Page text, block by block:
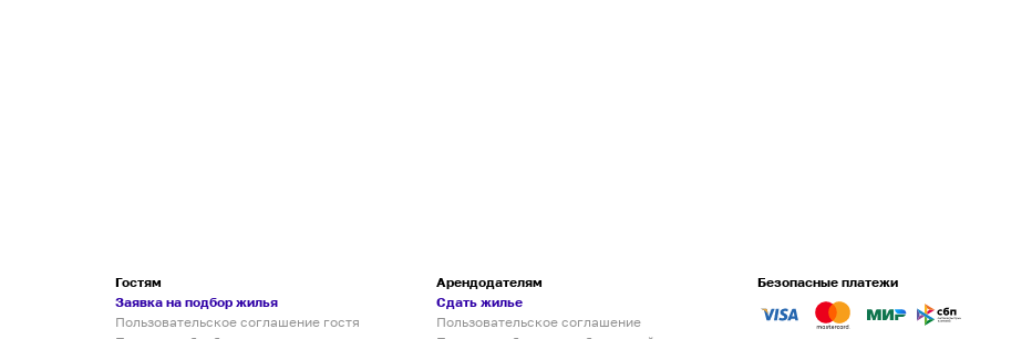
Гостям
Заявка на подбор жилья
Пользовательское соглашение гостя
Арендодателям
Сдать жилье
Пользовательское соглашение
Безопасные платежи